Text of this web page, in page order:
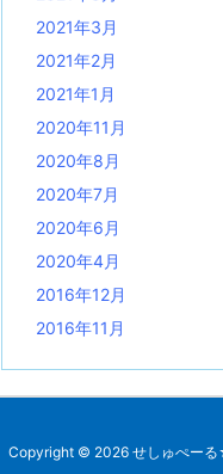
2021年3月
2021年2月
2021年1月
2020年11月
2020年8月
2020年7月
2020年6月
2020年4月
2016年12月
2016年11月
Copyright © 2026 せしゅぺー